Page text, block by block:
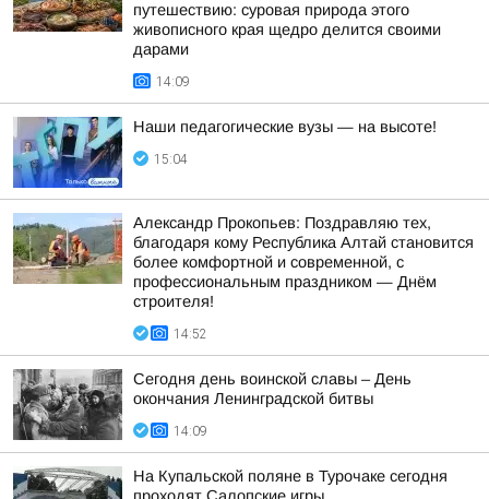
путешествию: суровая природа этого
живописного края щедро делится своими
дарами
14:09
Наши педагогические вузы — на высоте!
15:04
Александр Прокопьев: Поздравляю тех,
благодаря кому Республика Алтай становится
более комфортной и современной, с
профессиональным праздником — Днём
строителя!
14:52
Сегодня день воинской славы – День
окончания Ленинградской битвы
14:09
На Купальской поляне в Турочаке сегодня